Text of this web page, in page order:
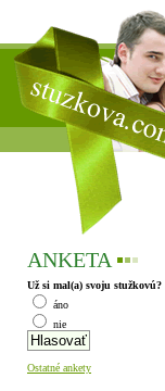
ANKETA ▪▪▪
Už si mal(a) svoju stužkovú?
áno
nie
Ostatné ankety